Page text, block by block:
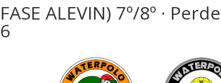
ALEVIN) 7º/8º ·